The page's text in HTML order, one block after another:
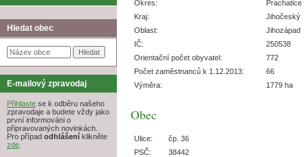
Hledat obec
E-mailový zpravodaj
Přihlaste se k odběru našeho
zpravodaje a budete vždy jako
první informováni o
připravovaných novinkách.
Pro případ odhlášení klikněte
zde.
Okres:
Prachatice
Kraj:
Jihočeský
Oblast:
Jihozápad
IČ:
250538
Orientační počet obyvatel:
772
Počet zaměstnanců k 1.12.2013:
66
Výměra:
1779 ha
Obec
Ulice:
čp. 36
PSČ:
38442